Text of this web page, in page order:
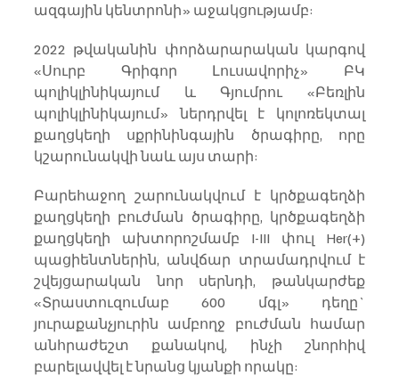
ազգային կենտրոնի» աջակցությամբ:
2022 թվականին փորձարարական կարգով
«Սուրբ Գրիգոր Լուսավորիչ» ԲԿ
պոլիկլինիկայում և Գյումրու «Բեռլին
պոլիկլինիկայում» ներդրվել է կոլոռեկտալ
քաղցկեղի սքրինինգային ծրագիրը, որը
կշարունակվի նաև այս տարի:
Բարեհաջող շարունակվում է կրծքագեղձի
քաղցկեղի բուժման ծրագիրը, կրծքագեղձի
քաղցկեղի ախտորոշմամբ I-III փուլ Her(+)
պացիենտներին, անվճար տրամադրվում է
շվեյցարական նոր սերնդի, թանկարժեք
«Տրաստուզումաբ 600 մգլ» դեղը`
յուրաքանչյուրին ամբողջ բուժման համար
անհրաժեշտ քանակով, ինչի շնորհիվ
բարելավվել է նրանց կյանքի որակը: